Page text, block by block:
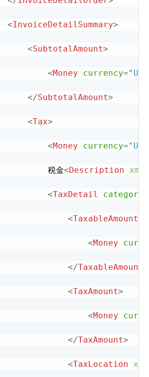
<InvoiceDetailSummary>
<SubtotalAmount>
<Money currency=" USD
</SubtotalAmount>
<Tax>
<Money currency=" USD
					税金
<Description xml:
<TaxDetail category
<TaxableAmount
<Money
</TaxableAmount
<TaxAmount>
<Money
</TaxAmount>
<TaxLocation